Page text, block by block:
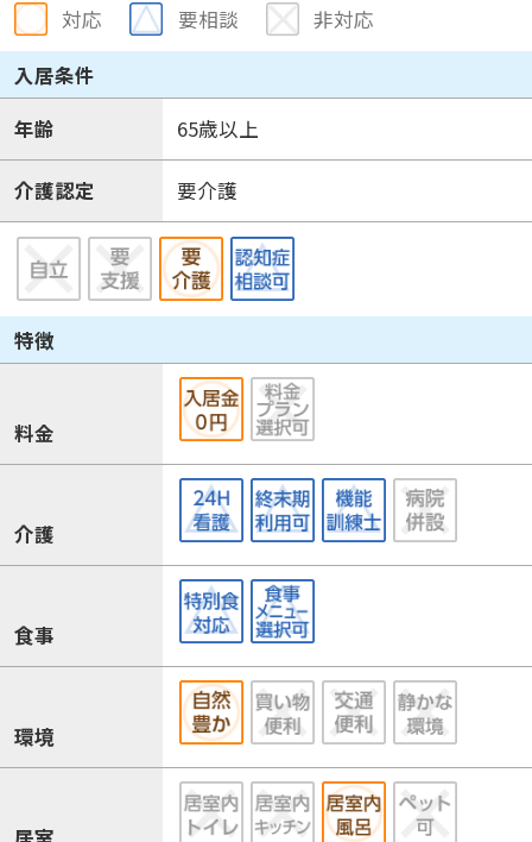
対応 要相談
非対応
入居条件
年齢
65歳以上
介護認定 要介護
特徴
料金
介護
食事
環境